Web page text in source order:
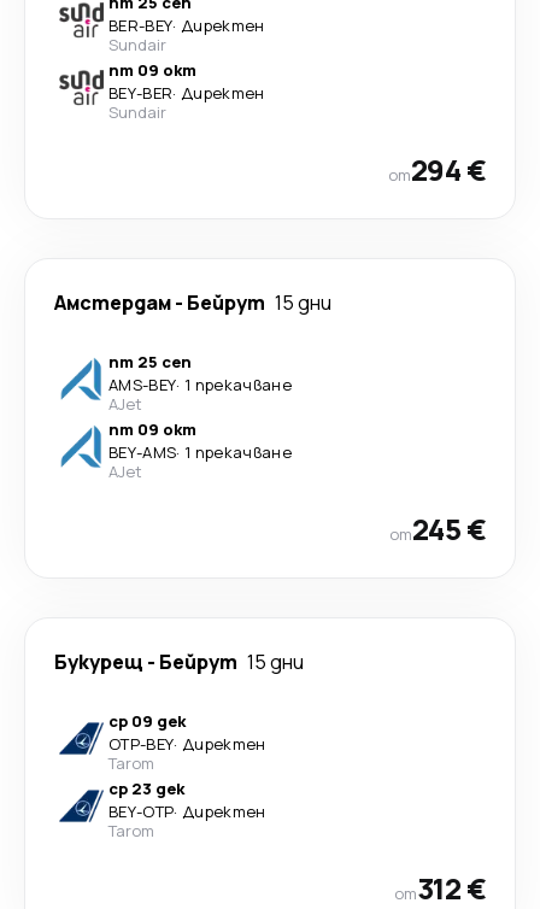
BER-BEY· Директен
Sundair
пт 09 окт
BEY-BER· Директен
Sundair
от294 €
Амстердам- Бейрут 15 дни
пт 25 сеп
AMS-BEY· 1 прекачване
AJet
пт 09 окт
BEY-AMS· 1 прекачване
AJet
от245 €
Букурещ - Бейрут 15 дни
ср 09 дек
OTP-BEY· Директен
Tarom
ср 23 дек
BEY-OTP· Директен
Tarom
от312 €